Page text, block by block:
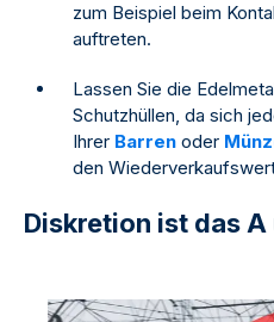
zum Beispiel beim
auftreten.
Lassen Sie die
Schutzhüllen, da sich
Ihrer Barren oder
den
Diskretion ist das A